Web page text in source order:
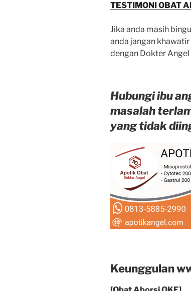
TESTIMONI OBAT
Jika anda masih
anda jangan
dengan Dokter Angel
Hubungi ibu
masalah
yang tidak
Keunggulan